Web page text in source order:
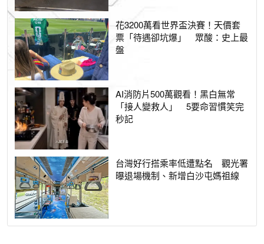
花3200萬看世界盃決賽！天價套
票「待遇卻坑爆」 眾酸：史上最
盤
AI消防片500萬觀看！黑白無常
「接人變救人」 5要命習慣笑完
秒記
台灣好行搭乘率低遭點名 觀光署
曝退場機制、新增白沙屯媽祖線